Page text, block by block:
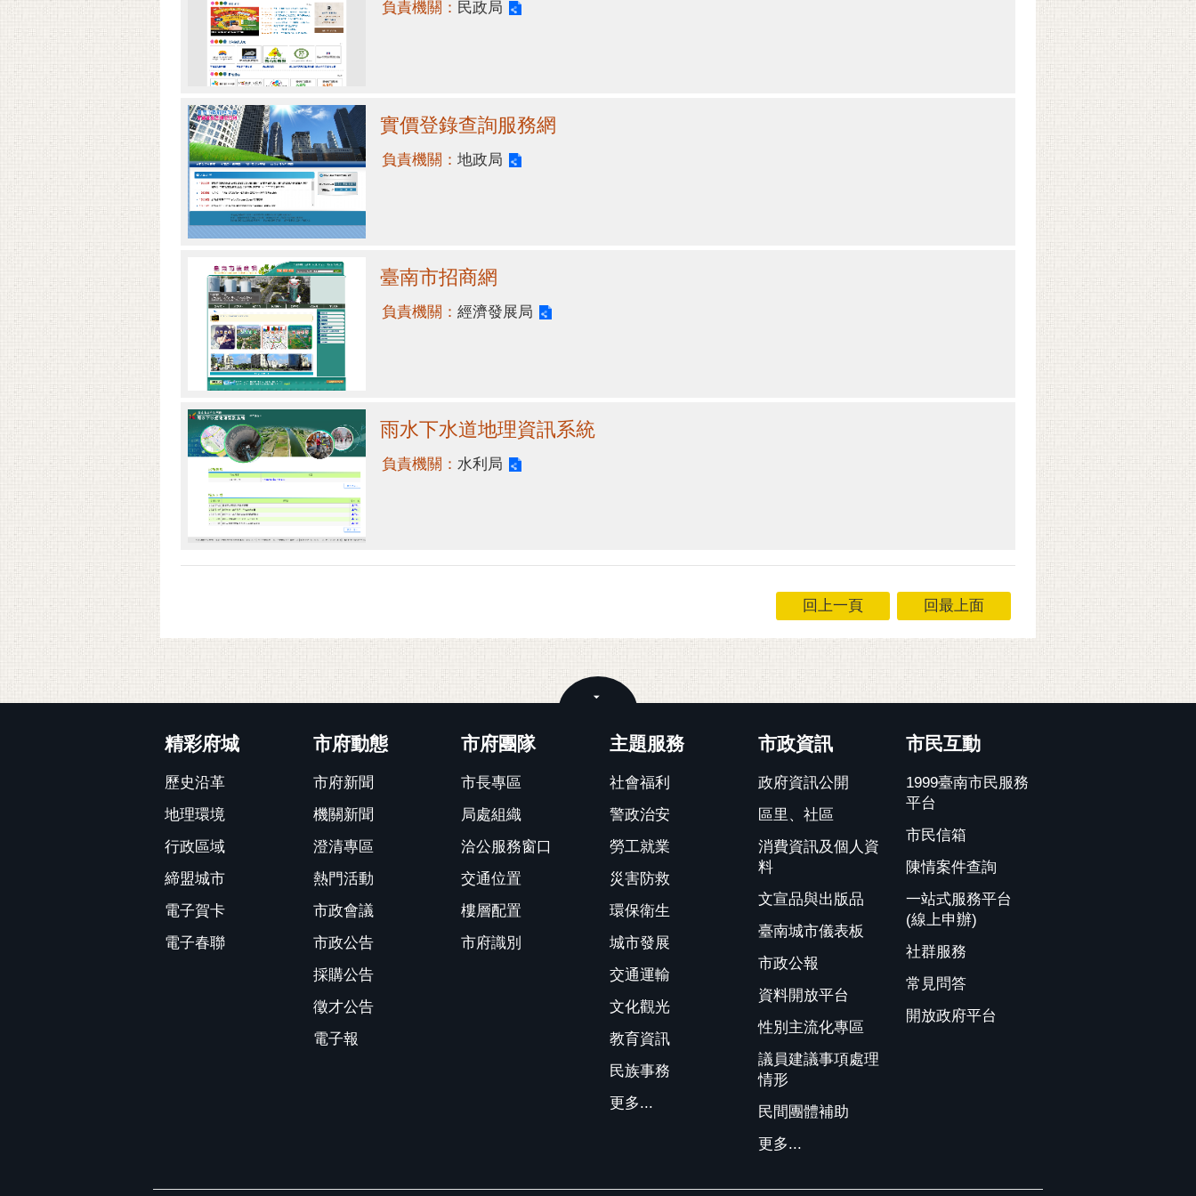
負責機關： 民政局
實價登錄查詢服務網
負責機關： 地政局
臺南市招商網
負責機關： 經濟發展局
雨水下水道地理資訊系統
負責機關： 水利局
回上一頁 回最上面
精彩府城
歷史沿革
地理環境
行政區域
締盟城市
電子賀卡
電子春聯
市府動態
市府新聞
機關新聞
澄清專區
熱門活動
市政會議
市政公告
採購公告
徵才公告
電子報
市府團隊
市長專區
局處組織
洽公服務窗口
交通位置
樓層配置
市府識別
主題服務
社會福利
警政治安
勞工就業
災害防救
環保衛生
城市發展
交通運輸
文化觀光
教育資訊
民族事務
更多...
市政資訊
政府資訊公開
區里、社區
消費資訊及個人資
料
文宣品與出版品
臺南城市儀表板
市政公報
資料開放平台
性別主流化專區
議員建議事項處理
情形
民間團體補助
更多...
市民互動
1999臺南市民服務
平台
市民信箱
陳情案件查詢
一站式服務平台
(線上申辦)
社群服務
常見問答
開放政府平台